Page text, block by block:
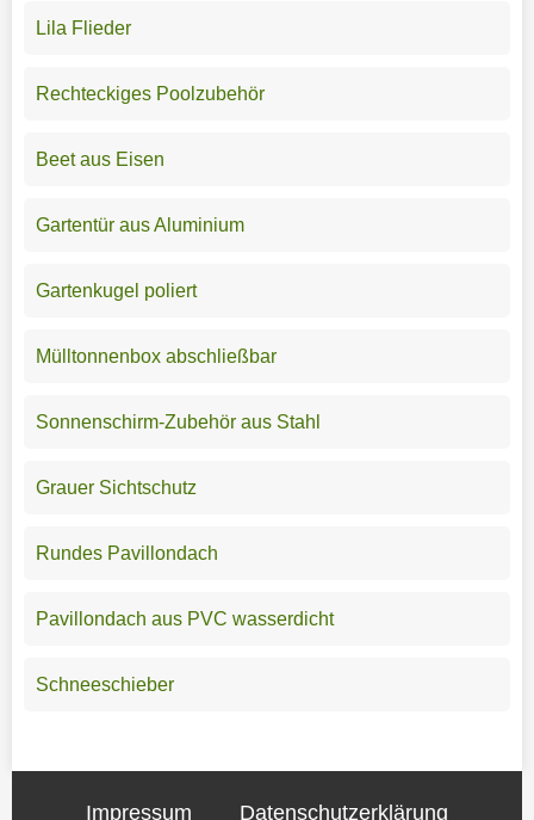
Lila Flieder
Rechteckiges Poolzubehör
Beet aus Eisen
Gartentür aus Aluminium
Gartenkugel poliert
Mülltonnenbox abschließbar
Sonnenschirm-Zubehör aus Stahl
Grauer Sichtschutz
Rundes Pavillondach
Pavillondach aus PVC wasserdicht
Schneeschieber
Impressum Datenschutzerklärung